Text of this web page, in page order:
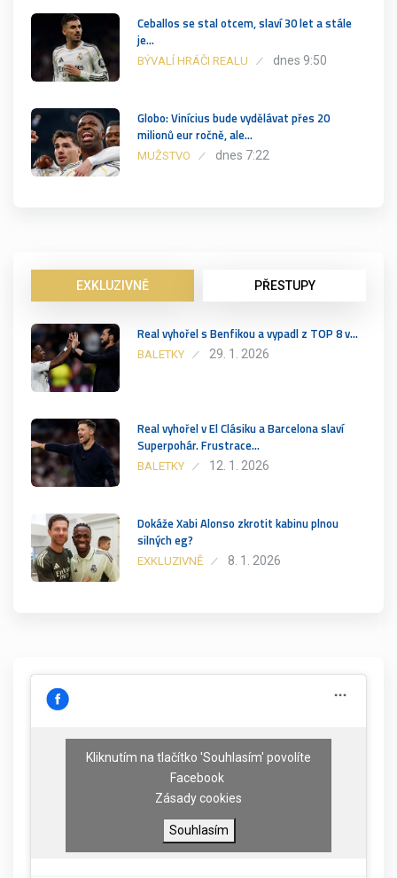
Ceballos se stal otcem, slaví 30 let a stále
je…
BÝVALÍ HRÁČI REALU dnes 9:50
Globo: Vinícius bude vydělávat přes 20
milionů eur ročně, ale…
MUŽSTVO dnes 7:22
EXKLUZIVNĚ PŘESTUPY
Real vyhořel s Benfikou a vypadl z TOP 8 v…
BALETKY 29. 1. 2026
Real vyhořel v El Clásiku a Barcelona slaví
Superpohár. Frustrace…
BALETKY 12. 1. 2026
Dokáže Xabi Alonso zkrotit kabinu plnou
silných eg?
EXKLUZIVNĚ 8. 1. 2026
Kliknutím na tlačítko 'Souhlasím' povolíte
Facebook
Zásady cookies
Souhlasím